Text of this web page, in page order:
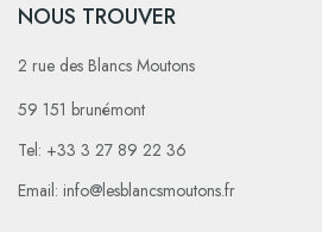
NOUS TROUVER
2 rue des Blancs Moutons
59 151 brunémont
Tel: +33 3 27 89 22 36
Email: info@lesblancsmoutons.fr